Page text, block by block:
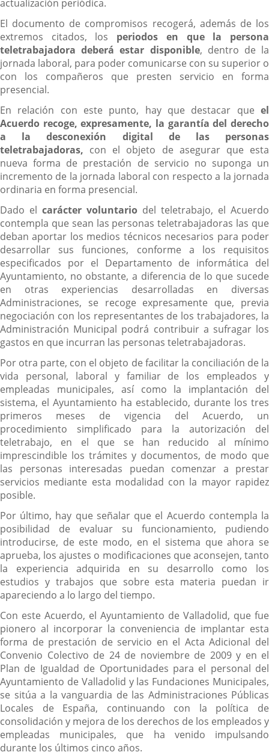
actualización periódica.
El documento de compromisos recogerá, además de los
extremos citados, los periodos en que la persona
teletrabajadora deberá estar disponible, dentro de la
jornada laboral, para poder comunicarse con su superior o
con los compañeros que presten servicio en forma
presencial.
En relación con este punto, hay que destacar que el
Acuerdo recoge, expresamente, la garantía del derecho
a la desconexión digital de las personas
teletrabajadoras, con el objeto de asegurar que esta
nueva forma de prestación de servicio no suponga un
incremento de la jornada laboral con respecto a la jornada
ordinaria en forma presencial.
Dado el carácter voluntario del teletrabajo, el Acuerdo
contempla que sean las personas teletrabajadoras las que
deban aportar los medios técnicos necesarios para poder
desarrollar sus funciones, conforme a los requisitos
especificados por el Departamento de informática del
Ayuntamiento, no obstante, a diferencia de lo que sucede
en otras experiencias desarrolladas en diversas
Administraciones, se recoge expresamente que, previa
negociación con los representantes de los trabajadores, la
Administración Municipal podrá contribuir a sufragar los
gastos en que incurran las personas teletrabajadoras.
Por otra parte, con el objeto de facilitar la conciliación de la
vida personal, laboral y familiar de los empleados y
empleadas municipales, así como la implantación del
sistema, el Ayuntamiento ha establecido, durante los tres
primeros meses de vigencia del Acuerdo, un
procedimiento simplificado para la autorización del
teletrabajo, en el que se han reducido al mínimo
imprescindible los trámites y documentos, de modo que
las personas interesadas puedan comenzar a prestar
servicios mediante esta modalidad con la mayor rapidez
posible.
Por último, hay que señalar que el Acuerdo contempla la
posibilidad de evaluar su funcionamiento, pudiendo
introducirse, de este modo, en el sistema que ahora se
aprueba, los ajustes o modificaciones que aconsejen, tanto
la experiencia adquirida en su desarrollo como los
estudios y trabajos que sobre esta materia puedan ir
apareciendo a lo largo del tiempo.
Con este Acuerdo, el Ayuntamiento de Valladolid, que fue
pionero al incorporar la conveniencia de implantar esta
forma de prestación de servicio en el Acta Adicional del
Convenio Colectivo de 24 de noviembre de 2009 y en el
Plan de Igualdad de Oportunidades para el personal del
Ayuntamiento de Valladolid y las Fundaciones Municipales,
se sitúa a la vanguardia de las Administraciones Públicas
Locales de España, continuando con la política de
consolidación y mejora de los derechos de los empleados y
empleadas municipales, que ha venido impulsando
durante los últimos cinco años.